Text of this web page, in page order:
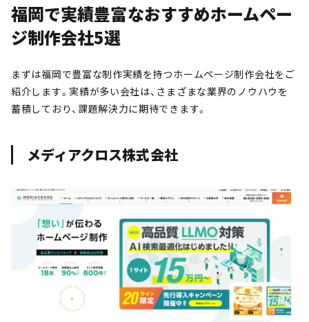
福岡で実績豊富なおすすめホームペー
ジ制作会社5選
まずは福岡で豊富な制作実績を持つホームページ制作会社をご
紹介します。実績が多い会社は、さまざまな業界のノウハウを
蓄積しており、課題解決力に期待できます。
メディアクロス株式会社